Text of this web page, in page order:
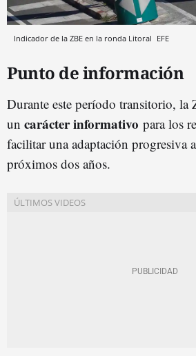
Indicador de la ZBE en la ronda Litoral EFE
Punto de información
Durante este período transitorio, la
un carácter informativo para los
facilitar una adaptación progresiva
próximos dos años.